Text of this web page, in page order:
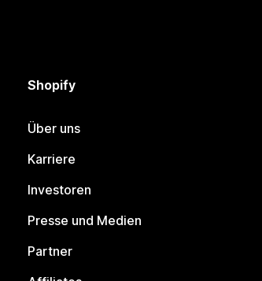
Shopify
Über uns
Karriere
Investoren
Presse und Medien
Partner